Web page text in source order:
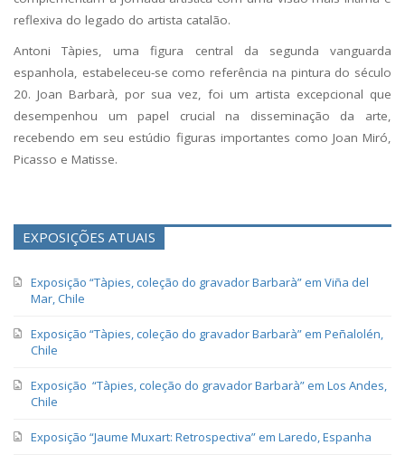
reflexiva do legado do artista catalão.
Antoni Tàpies, uma figura central da segunda vanguarda
espanhola, estabeleceu-se como referência na pintura do século
20. Joan Barbarà, por sua vez, foi um artista excepcional que
desempenhou um papel crucial na disseminação da arte,
recebendo em seu estúdio figuras importantes como Joan Miró,
Picasso e Matisse.
EXPOSIÇÕES ATUAIS
Exposição “Tàpies, coleção do gravador Barbarà” em Viña del
Mar, Chile
Exposição “Tàpies, coleção do gravador Barbarà” em Peñalolén,
Chile
Exposição “Tàpies, coleção do gravador Barbarà” em Los Andes,
Chile
Exposição “Jaume Muxart: Retrospectiva” em Laredo, Espanha